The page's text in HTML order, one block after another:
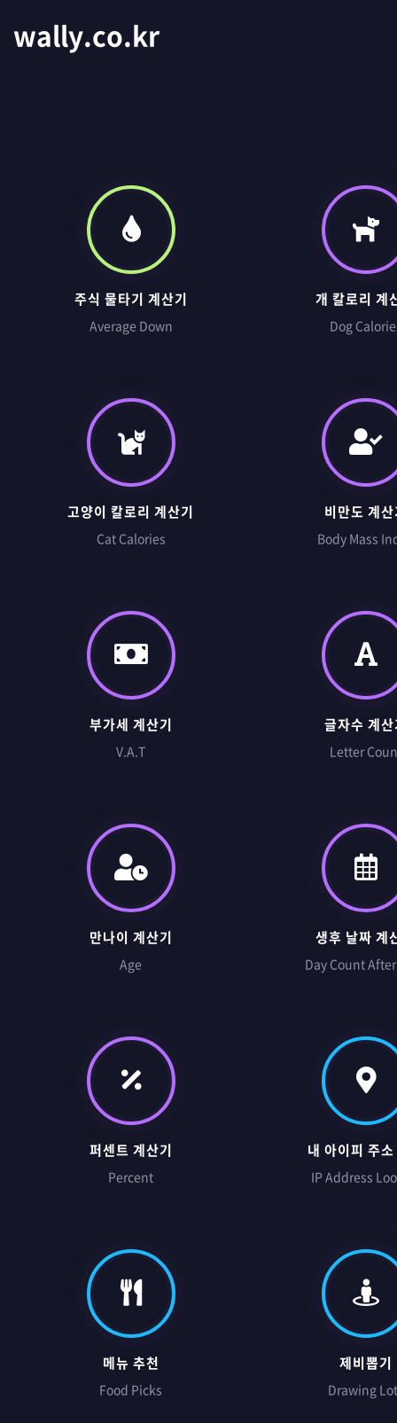
wally.co.kr
주식 물타기 계산기
Average Down
개 칼로리 계
Dog
고양이 칼로리 계산기
Cat Calories
비만도 계
Body Mass
부가세 계산기
V.A.T
글자수 계
Letter
만나이 계산기
Age
생후 날짜 계
Day Count
퍼센트 계산기
Percent
내 아이피 주
IP Address
메뉴 추천
Food Picks
제비뽑기
Drawing